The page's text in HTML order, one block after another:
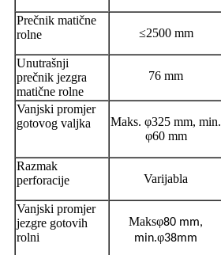
Prečnik matične
rolne
≤2500 mm
Unutrašnji
prečnik jezgra
matične rolne
76 mm
Vanjski promjer
gotovog valjka
Maks. φ325 mm, min.
φ60 mm
Razmak
perforacije
Varijabla
Vanjski promjer
jezgre gotovih
rolni
Maksφ80 mm,
min.φ38mm